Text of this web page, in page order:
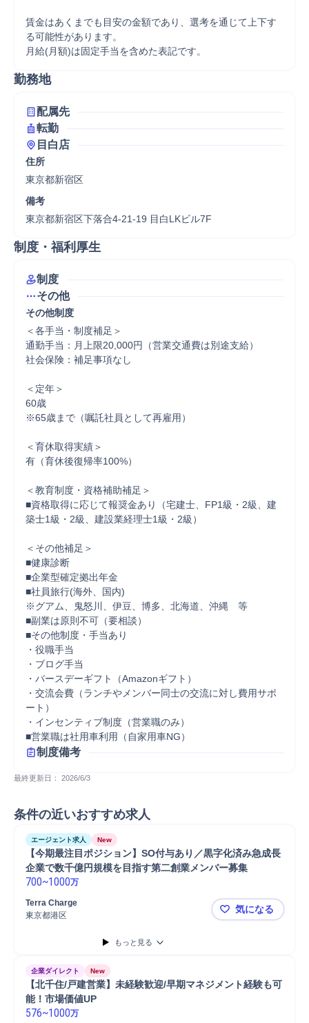
賃金はあくまでも目安の金額であり、選考を通じて上下す
る可能性があります。
月給(月額)は固定手当を含めた表記です。
勤務地
配属先
転勤
目白店
住所
東京都新宿区
備考
東京都新宿区下落合4-21-19 目白LKビル7F
制度・福利厚生
制度
その他
その他制度
＜各手当・制度補足＞
通勤手当：月上限20,000円（営業交通費は別途支給）
社会保険：補足事項なし
＜定年＞
60歳
※65歳まで（嘱託社員として再雇用）
＜育休取得実績＞
有（育休後復帰率100%）
＜教育制度・資格補助補足＞
■資格取得に応じて報奨金あり（宅建士、FP1級・2級、建
築士1級・2級、建設業経理士1級・2級）
＜その他補足＞
■健康診断
■企業型確定拠出年金
■社員旅行(海外、国内)
※グアム、鬼怒川、伊豆、博多、北海道、沖縄　等
■副業は原則不可（要相談）
■その他制度・手当あり
・役職手当
・ブログ手当
・バースデーギフト（Amazonギフト）
・交流会費（ランチやメンバー同士の交流に対し費用サポ
ート）
・インセンティブ制度（営業職のみ）
■営業職は社用車利用（自家用車NG）
制度備考
最終更新日： 2026/6/3
条件の近いおすすめ求人
エージェント求人 New
【今期最注目ポジション】SO付与あり／黒字化済み急成長
企業で数千億円規模を目指す第二創業メンバー募集
700~1000万
Terra Charge
東京都港区
【今期最注
気になる
もっと見る
企業ダイレクト New
【北千住/戸建営業】未経験歓迎/早期マネジメント経験も可
能！市場価値UP
576~1000万